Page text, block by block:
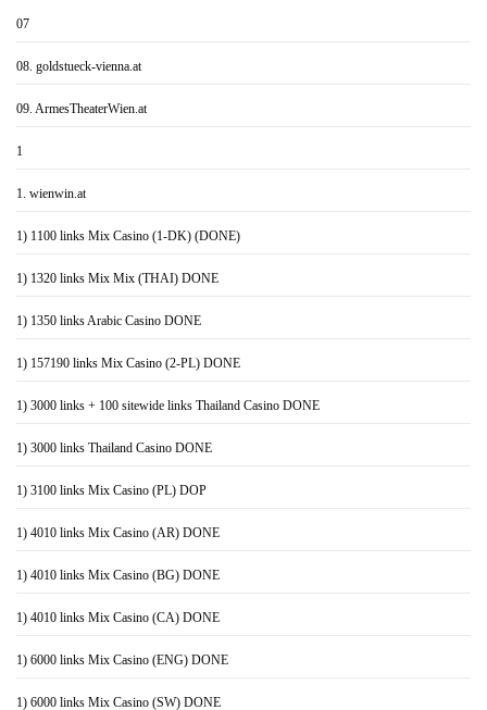
07
08. goldstueck-vienna.at
09. ArmesTheaterWien.at
1
1. wienwin.at
1) 1100 links Mix Casino (1-DK) (DONE)
1) 1320 links Mix Mix (THAI) DONE
1) 1350 links Arabic Casino DONE
1) 157190 links Mix Casino (2-PL) DONE
1) 3000 links + 100 sitewide links Thailand Casino DONE
1) 3000 links Thailand Casino DONE
1) 3100 links Mix Casino (PL) DOP
1) 4010 links Mix Casino (AR) DONE
1) 4010 links Mix Casino (BG) DONE
1) 4010 links Mix Casino (CA) DONE
1) 6000 links Mix Casino (ENG) DONE
1) 6000 links Mix Casino (SW) DONE